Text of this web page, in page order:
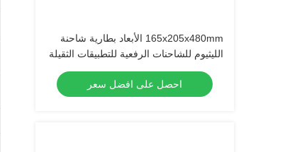
165x205x480mm الأبعاد بطارية شاحنة
الليثيوم للشاحنات الرفعية للتطبيقات الثقيلة
احصل على افضل سعر